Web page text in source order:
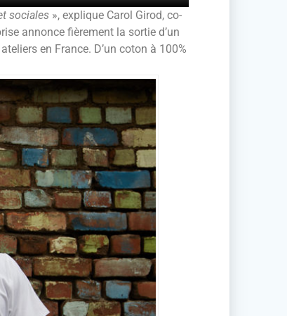
sociales », explique Carol Girod, co-
annonce fièrement la sortie d’un
en France. D’un coton à 100%